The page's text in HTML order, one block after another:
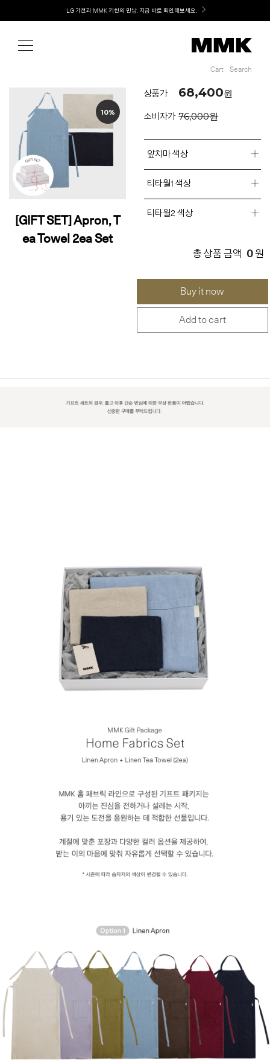
Welcome! 신규 회원가입 시 MMK Shop Coupon (총 60만원) 지급
Cart Search
[GIFT SET] Apron, T
ea Towel 2ea Set
10%
상품가 68,400원
소비자가 76,000원
앞치마 색상
티타월1 색상
티타월2 색상
총 상품 금액 0 원
Buy it now
Add to cart